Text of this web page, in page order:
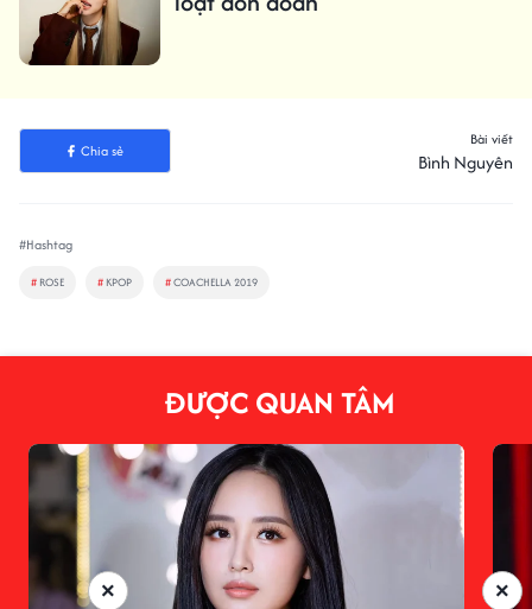
Chia sẻ
Bài viết
Bình Nguyên
#Hashtag
# ROSE # KPOP #COACHELLA 2019
ĐƯỢC QUAN TÂM
×
×